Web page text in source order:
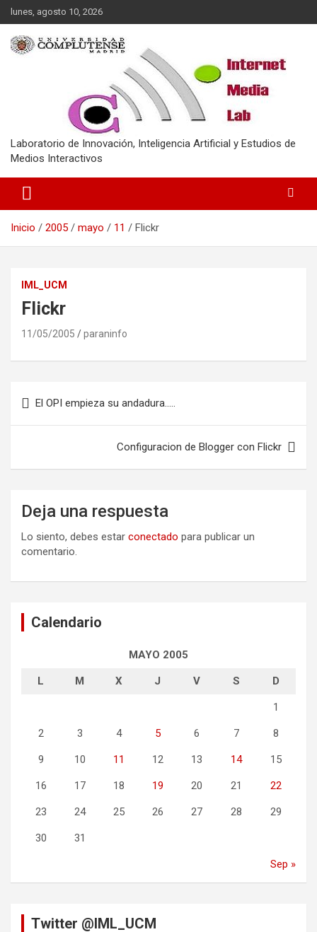
Saltar
al
contenido
lunes, agosto 10, 2026
Laboratorio de Innovación, Inteligencia Artificial y Estudios de
Medios Interactivos
Inicio 2005 mayo 11 Flickr
IML_UCM
Flickr
11/05/2005 paraninfo
de
El OPI empieza su andadura…..
Configuracion de Blogger con Flickr
Deja una respuesta
Lo siento, debes estar conectado para publicar un
comentario.
Calendario
MAYO 2005
L M X J V S D
1
2 3 4 5 6 7 8
9 10 11 12 13 14 15
16 17 18 19 20 21 22
23 24 25 26 27 28 29
30 31
Sep »
Twitter @IML_UCM